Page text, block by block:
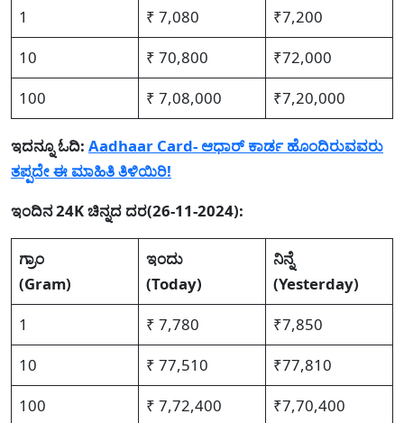
1
₹ 7,080
₹7,200
10
₹ 70,800
₹72,000
100
₹ 7,08,000 ₹7,20,000
ಇದನ್ನೂ ಓದಿ: Aadhaar Card- ಆಧಾರ್ ಕಾರ್ಡ ಹೊಂದಿರುವವರು
ತಪ್ಪದೇ ಈ ಮಾಹಿತಿ ತಿಳಿಯಿರಿ!
ಇಂದಿನ 24K ಚಿನ್ನದ ದರ(26-11-2024):
ಗ್ರಾಂ
(Gram)
ಇಂದು
(Today)
ನಿನ್ನೆ
(Yesterday)
1
₹ 7,780
₹7,850
10
₹ 77,510
₹77,810
100
₹ 7,72,400
₹7,70,400